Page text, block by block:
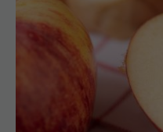
Cum te ajută merele
uimitoare pentru piele